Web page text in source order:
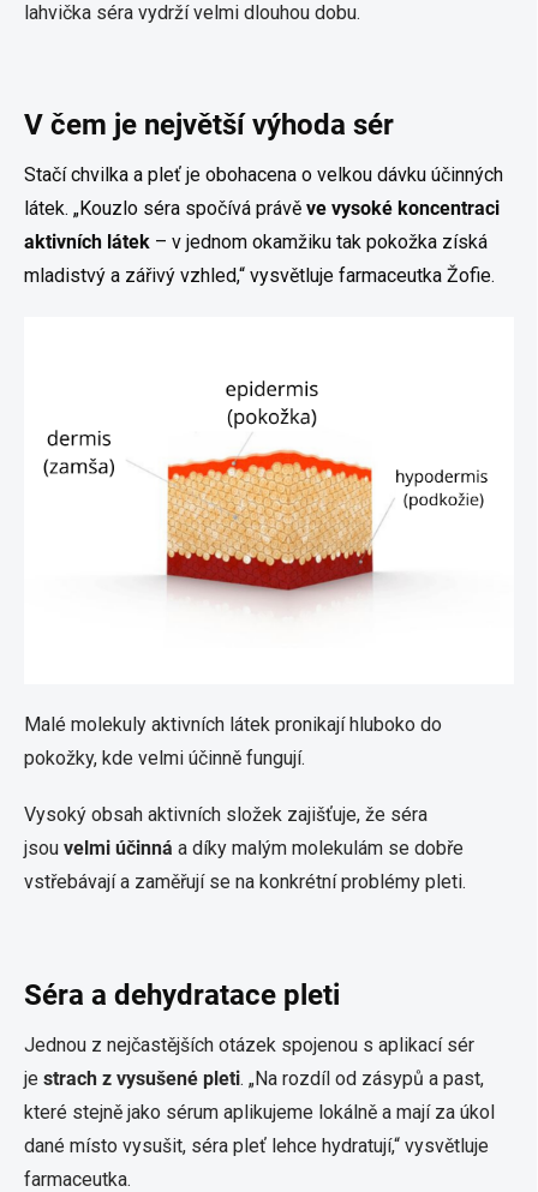
lahvička séra vydrží velmi dlouhou dobu.
V čem je největší výhoda sér
Stačí chvilka a pleť je obohacena o velkou dávku účinných
látek. „Kouzlo séra spočívá právě ve vysoké koncentraci
aktivních látek – v jednom okamžiku tak pokožka získá
mladistvý a zářivý vzhled,“ vysvětluje farmaceutka Žofie.
Malé molekuly aktivních látek pronikají hluboko do
pokožky, kde velmi účinně fungují.
Vysoký obsah aktivních složek zajišťuje, že séra
jsou velmi účinná a díky malým molekulám se dobře
vstřebávají a zaměřují se na konkrétní problémy pleti.
Séra a dehydratace pleti
Jednou z nejčastějších otázek spojenou s aplikací sér
je strach z vysušené pleti. „Na rozdíl od zásypů a past,
které stejně jako sérum aplikujeme lokálně a mají za úkol
dané místo vysušit, séra pleť lehce hydratují,“ vysvětluje
farmaceutka.